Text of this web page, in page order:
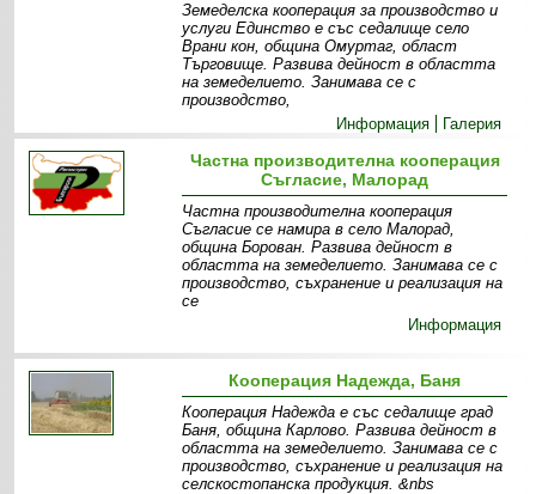
Земеделска кооперация за производство и
услуги Единство е със седалище село
Врани кон, община Омуртаг, област
Търговище. Развива дейност в областта
на земеделието. Занимава се с
производство,
Информация
Галерия
Частна производителна кооперация
Съгласие, Малорад
Частна производителна кооперация
Съгласие се намира в село Малорад,
община Борован. Развива дейност в
областта на земеделието. Занимава се с
производство, съхранение и реализация на
се
Информация
Кооперация Надежда, Баня
Кооперация Надежда е със седалище град
Баня, община Карлово. Развива дейност в
областта на земеделието. Занимава се с
производство, съхранение и реализация на
селскостопанска продукция. &nbs